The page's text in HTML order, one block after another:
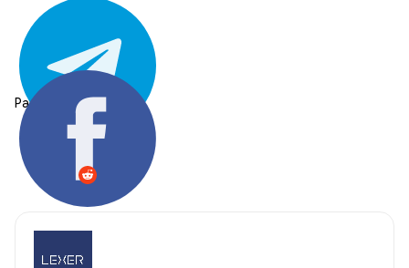
Partager: